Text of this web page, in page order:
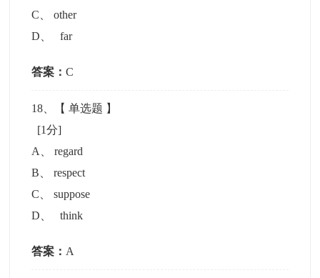
C 、other
D
far
答案：C
18 、【单选题 】
[1分]
A
、regard
B 、respect
C 、suppose
D
think
答案： A